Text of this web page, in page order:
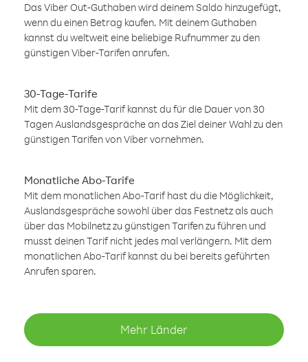
Das Viber Out-Guthaben wird deinem Saldo hinzugefügt,
wenn du einen Betrag kaufen. Mit deinem Guthaben
kannst du weltweit eine beliebige Rufnummer zu den
günstigen Viber-Tarifen anrufen.
30-Tage-Tarife
Mit dem 30-Tage-Tarif kannst du für die Dauer von 30
Tagen Auslandsgespräche an das Ziel deiner Wahl zu den
günstigen Tarifen von Viber vornehmen.
Monatliche Abo-Tarife
Mit dem monatlichen Abo-Tarif hast du die Möglichkeit,
Auslandsgespräche sowohl über das Festnetz als auch
über das Mobilnetz zu günstigen Tarifen zu führen und
musst deinen Tarif nicht jedes mal verlängern. Mit dem
monatlichen Abo-Tarif kannst du bei bereits geführten
Anrufen sparen.
Mehr Länder